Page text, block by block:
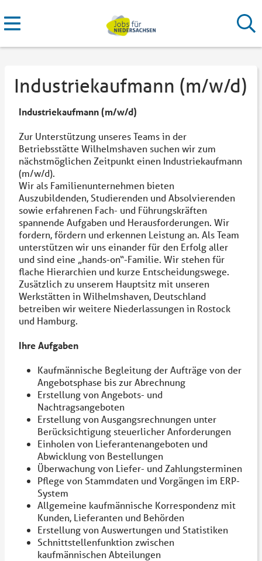
Industriekaufmann (m/w/d)
Industriekaufmann (m/w/d)
Zur Unterstützung unseres Teams in der
Betriebsstätte Wilhelmshaven suchen wir zum
nächstmöglichen Zeitpunkt einen Industriekaufmann
(m/w/d).
Wir als Familienunternehmen bieten
Auszubildenden, Studierenden und Absolvierenden
sowie erfahrenen Fach- und Führungskräften
spannende Aufgaben und Herausforderungen. Wir
fordern, fördern und erkennen Leistung an. Als Team
unterstützen wir uns einander für den Erfolg aller
und sind eine „hands-on“-Familie. Wir stehen für
flache Hierarchien und kurze Entscheidungswege.
Zusätzlich zu unserem Hauptsitz mit unseren
Werkstätten in Wilhelmshaven, Deutschland
betreiben wir weitere Niederlassungen in Rostock
und Hamburg.
Ihre Aufgaben
Kaufmännische Begleitung der Aufträge von der
Angebotsphase bis zur Abrechnung
Erstellung von Angebots- und
Nachtragsangeboten
Erstellung von Ausgangsrechnungen unter
Berücksichtigung steuerlicher Anforderungen
Einholen von Lieferantenangeboten und
Abwicklung von Bestellungen
Überwachung von Liefer- und Zahlungsterminen
Pflege von Stammdaten und Vorgängen im ERP-
System
Allgemeine kaufmännische Korrespondenz mit
Kunden, Lieferanten und Behörden
Erstellung von Auswertungen und Statistiken
Schnittstellenfunktion zwischen
kaufmännischen Abteilungen